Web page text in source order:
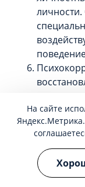
терапию
На сайте